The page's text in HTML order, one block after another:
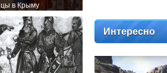
в Крыму
Интересно